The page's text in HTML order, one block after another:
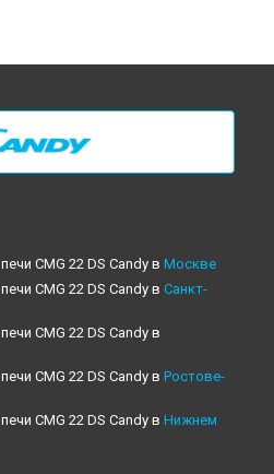
CMG 22 DS Candy в Москве
CMG 22 DS Candy в Санкт-
CMG 22 DS Candy в
CMG 22 DS Candy в Ростове-
CMG 22 DS Candy в Нижнем